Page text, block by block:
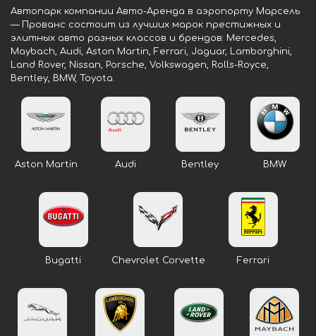
Автопарк компании Авто-Аренда в аэропорту Марсель
— Прованс состоит из лучших марок престижных и
элитных авто разных классов и брендов: Mercedes,
Maybach, Audi, Aston Martin, Ferrari, Jaguar, Lamborghini,
Land Rover, Nissan, Porsche, Volkswagen, Rolls-Royce,
Bentley, BMW, Toyota.
Aston Martin Audi Bentley BMW
Bugatti Chevrolet Corvette Ferrari